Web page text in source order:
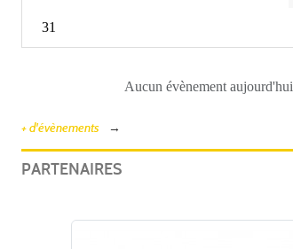
31
Aucun évènement aujourd'hui
+ d'évènements
PARTENAIRES